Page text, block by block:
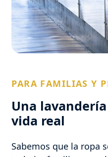
PARA FAMILIAS Y
Una
vida real
Sabemos que la ropa